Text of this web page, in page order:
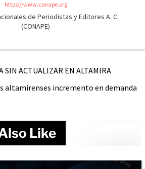
https://www.conape.org
de Periodistas y Editores A. C.
(CONAPE)
SIN ACTUALIZAR EN ALTAMIRA
altamirenses incremento en demanda
Like